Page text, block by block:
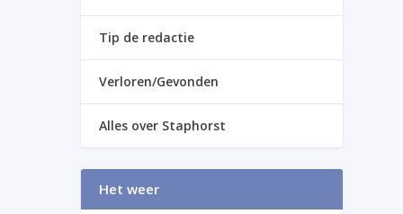
Tip de redactie
Verloren/Gevonden
Alles over Staphorst
Het weer